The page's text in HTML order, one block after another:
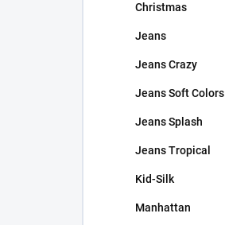
Christmas
Jeans
Jeans Crazy
Jeans Soft Colors
Jeans Splash
Jeans Tropical
Kid-Silk
Manhattan